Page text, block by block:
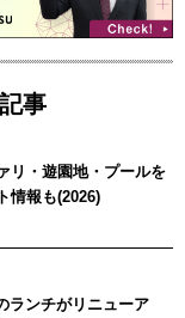
事
リ・遊園地・プールを
情報も(2026)
ランチがリニューア